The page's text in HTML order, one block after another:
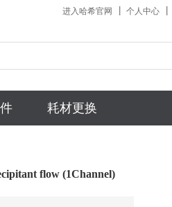
进入哈希官网 个人中心
耗材更换
flow (1Channel)